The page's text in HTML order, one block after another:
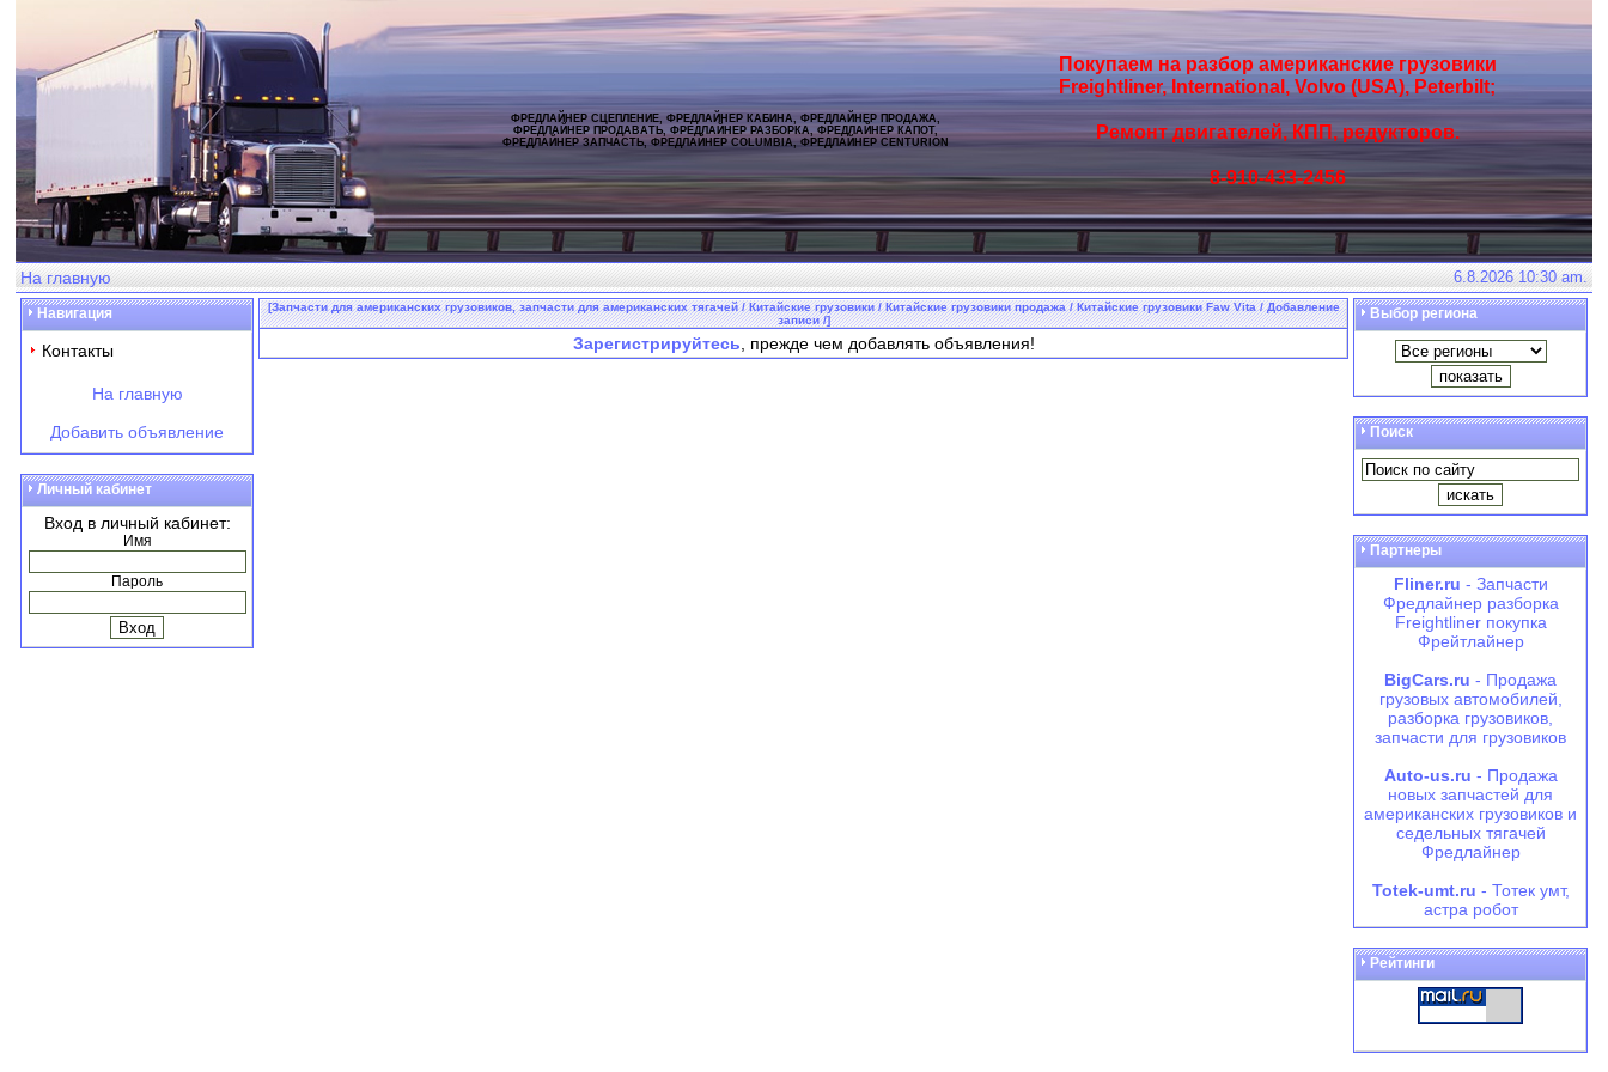
ФРЕДЛАЙНЕР СЦЕПЛЕНИЕ, ФРЕДЛАЙНЕР КАБИНА, ФРЕДЛАЙНЕР ПРОДАЖА,
ФРЕДЛАЙНЕР ПРОДАВАТЬ, ФРЕДЛАЙНЕР РАЗБОРКА, ФРЕДЛАЙНЕР КАПОТ,
ФРЕДЛАЙНЕР ЗАПЧАСТЬ, ФРЕДЛАЙНЕР COLUMBIA, ФРЕДЛАЙНЕР CENTURION
Покупаем на разбор американские грузовики
Freightliner, International, Volvo (USA), Peterbilt;
Ремонт двигателей, КПП, редукторов.
8-910-433-2456
На главную 6.8.2026 10:30 am.
Навигация
Контакты
На главную
Добавить объявление
Личный кабинет
Вход в личный кабинет:
Имя
Пароль
[Запчасти для американских грузовиков, запчасти для американских тягачей / Китайские грузовики / Китайские грузовики продажа / Китайские грузовики Faw Vita / Добавление
записи /]
Зарегистрируйтесь , прежде чем добавлять объявления!
Выбор региона
Поиск
Партнеры
Fliner.ru - Запчасти
Фредлайнер разборка
Freightliner покупка
Фрейтлайнер
BigCars.ru - Продажа
грузовых автомобилей,
разборка грузовиков,
запчасти для грузовиков
Auto-us.ru - Продажа
новых запчастей для
американских грузовиков и
седельных тягачей
Фредлайнер
Totek-umt.ru - Тотек умт,
астра робот
Рейтинги